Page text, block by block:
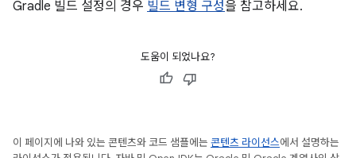
Gradle 빌드 설정의 경우 빌드 변형 구성을 참고하세요.
도움이 되었나요?
이 페이지에 나와 있는 콘텐츠와 코드 샘플에는 콘텐츠 라이선스에서 설명하는